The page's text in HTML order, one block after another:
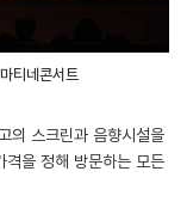
티네콘서트
의 스크린과 음향시설을
격을 정해 방문하는 모든